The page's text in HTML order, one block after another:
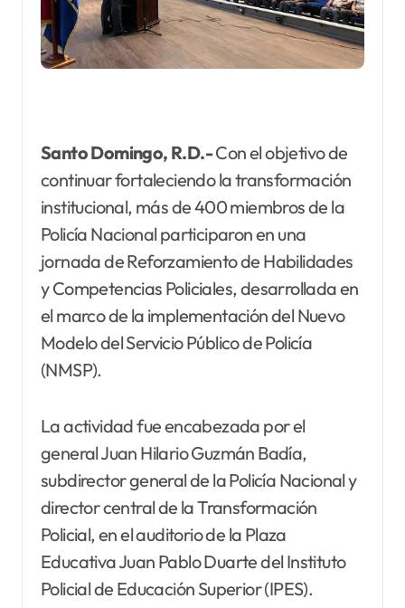
Santo Domingo, R.D.-Con el objetivo de
continuar fortaleciendo la transformación
institucional, más de 400 miembros de la
Policía Nacional participaron en una
jornada de Reforzamiento de Habilidades
y Competencias Policiales, desarrollada en
el marco de la implementación del Nuevo
Modelo del Servicio Público de Policía
(NMSP).
La actividad fue encabezada por el
general Juan Hilario Guzmán Badía,
subdirector general de la Policía Nacional y
director central de la Transformación
Policial, en el auditorio de la Plaza
Educativa Juan Pablo Duarte del Instituto
Policial de Educación Superior (IPES).